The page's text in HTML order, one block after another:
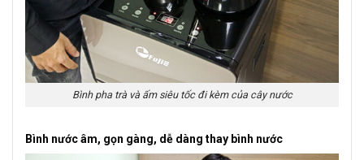
Bình pha trà và ấm siêu tốc đi kèm của cây nước
Bình nước âm, gọn gàng, dễ dàng thay bình nước